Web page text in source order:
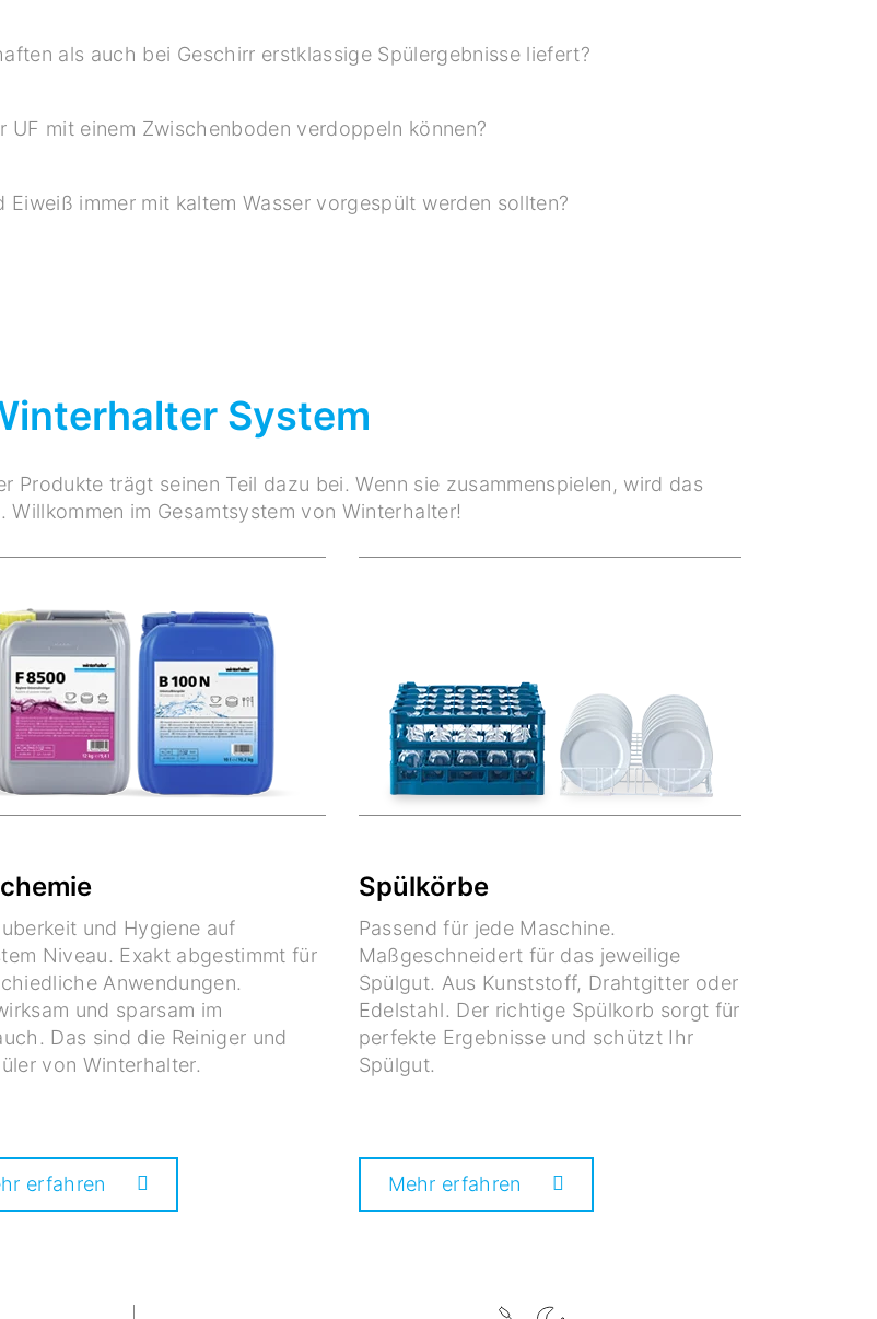
als auch bei Geschirr erstklassige Spülergebnisse liefert?
UF mit einem Zwischenboden verdoppeln können?
Eiweiß immer mit kaltem Wasser vorgespült werden sollten?
System
Produkte trägt seinen Teil dazu bei. Wenn sie zusammenspielen, wird das
Willkommen im Gesamtsystem von Winterhalter!
und Hygiene auf
Niveau. Exakt abgestimmt für
Anwendungen.
und sparsam im
Das sind die Reiniger und
von Winterhalter.
erfahren
Spülkörbe
Passend für jede Maschine.
Maßgeschneidert für das jeweilige
Spülgut. Aus Kunststoff, Drahtgitter oder
Edelstahl. Der richtige Spülkorb sorgt für
perfekte Ergebnisse und schützt Ihr
Spülgut.
Mehr erfahren